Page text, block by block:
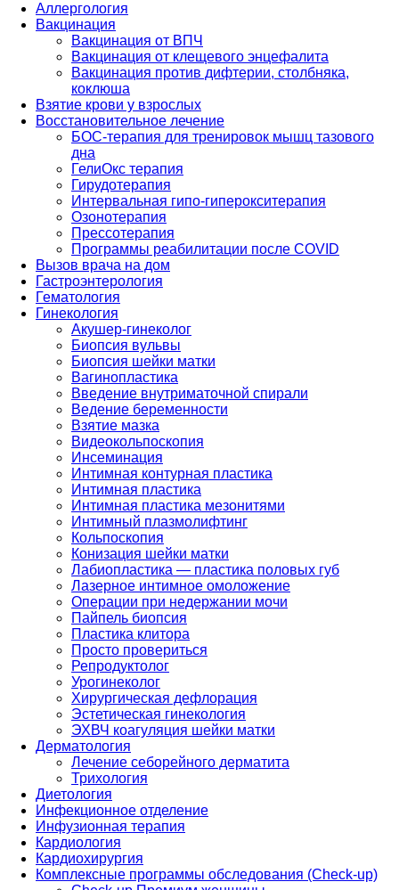
Аллергология
Вакцинация
Вакцинация от ВПЧ
Вакцинация от клещевого энцефалита
Вакцинация против дифтерии, столбняка,
коклюша
Взятие крови у взрослых
Восстановительное лечение
БОС-терапия для тренировок мышц тазового
дна
ГелиОкс терапия
Гирудотерапия
Интервальная гипо-гиперокситерапия
Озонотерапия
Прессотерапия
Программы реабилитации после СOVID
Вызов врача на дом
Гастроэнтерология
Гематология
Гинекология
Акушер-гинеколог
Биопсия вульвы
Биопсия шейки матки
Вагинопластика
Введение внутриматочной спирали
Ведение беременности
Взятие мазка
Видеокольпоскопия
Инсеминация
Интимная контурная пластика
Интимная пластика
Интимная пластика мезонитями
Интимный плазмолифтинг
Кольпоскопия
Конизация шейки матки
Лабиопластика — пластика половых губ
Лазерное интимное омоложение
Операции при недержании мочи
Пайпель биопсия
Пластика клитора
Просто провериться
Репродуктолог
Урогинеколог
Хирургическая дефлорация
Эстетическая гинекология
ЭХВЧ коагуляция шейки матки
Дерматология
Лечение себорейного дерматита
Трихология
Диетология
Инфекционное отделение
Инфузионная терапия
Кардиология
Кардиохирургия
Комплексные программы обследования (Check-up)